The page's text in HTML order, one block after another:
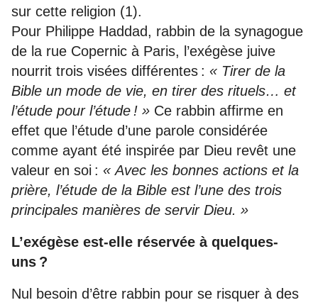
sur cette religion (1).
Pour Philippe Haddad, rabbin de la synagogue
de la rue Copernic à Paris, l’exégèse juive
nourrit trois visées différentes : « Tirer de la
Bible un mode de vie, en tirer des rituels… et
l’étude pour l’étude ! » Ce rabbin affirme en
effet que l’étude d’une parole considérée
comme ayant été inspirée par Dieu revêt une
valeur en soi : « Avec les bonnes actions et la
prière, l’étude de la Bible est l’une des trois
principales manières de servir Dieu. »
L’exégèse est-elle réservée à quelques-
uns ?
Nul besoin d’être rabbin pour se risquer à des